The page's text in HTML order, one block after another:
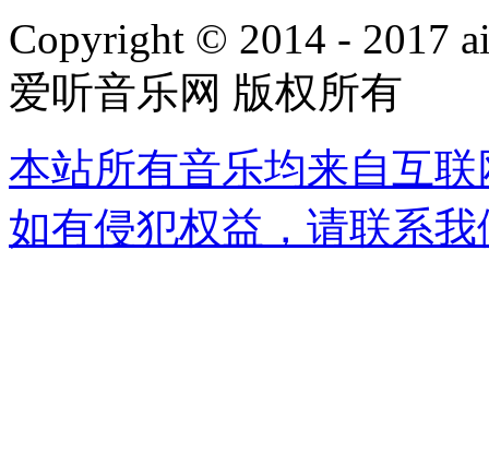
Copyright © 2014 - 2017
爱听音乐网 版权所有
本站所有音乐均来自互
如有侵犯权益，请联系